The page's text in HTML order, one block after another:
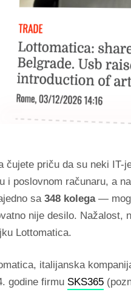
čujete priču da su neki IT-
i poslovnom računaru, a
sa 348 kolega—
nije desilo. Nažalost,
Lottomatica.
italijanska
godine firmu SKS365